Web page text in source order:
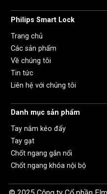
Philips Smart Lock
Trang chủ
Các sản phẩm
Về chúng tôi
Tin tức
Liên hệ với chúng tôi
Danh mục sản phẩm
Tay nắm kéo đẩy
Tay gạt
Chốt ngang gắn nổi
Chốt ngang khóa nội bộ